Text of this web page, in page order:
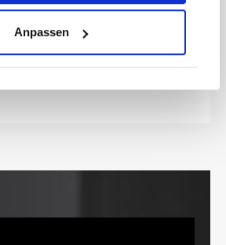
Anpassen
Produktnummer:730HS
4,59 €